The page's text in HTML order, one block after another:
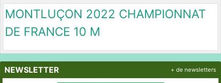
MONTLUÇON 2022 CHAMPIONNAT
DE FRANCE 10 M
NEWSLETTER + de newsletters